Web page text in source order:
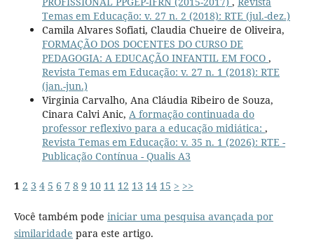
Temas em Educação: v. 27 n. 2 (2018): RTE (jul.-dez.)
Camila Alvares Sofiati, Claudia Chueire de Oliveira,
FORMAÇÃO DOS DOCENTES DO CURSO DE
PEDAGOGIA: A EDUCAÇÃO INFANTIL EM FOCO ,
Revista Temas em Educação: v. 27 n. 1 (2018): RTE
(jan.-jun.)
Virginia Carvalho, Ana Cláudia Ribeiro de Souza,
Cinara Calvi Anic, A formação continuada do
professor reflexivo para a educação midiática: ,
Revista Temas em Educação: v. 35 n. 1 (2026): RTE -
Publicação Contínua - Qualis A3
1 2 3 4 5 6 7 8 9 10 11 12 13 14 15 > >>
Você também pode iniciar uma pesquisa avançada por
similaridade para este artigo.